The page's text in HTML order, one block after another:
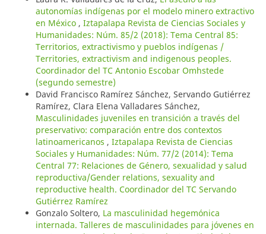
autonomías indígenas por el modelo minero extractivo
en México , Iztapalapa Revista de Ciencias Sociales y
Humanidades: Núm. 85/2 (2018): Tema Central 85:
Territorios, extractivismo y pueblos indígenas /
Territories, extractivism and indigenous peoples.
Coordinador del TC Antonio Escobar Omhstede
(segundo semestre)
David Francisco Ramírez Sánchez, Servando Gutiérrez
Ramírez, Clara Elena Valladares Sánchez,
Masculinidades juveniles en transición a través del
preservativo: comparación entre dos contextos
latinoamericanos , Iztapalapa Revista de Ciencias
Sociales y Humanidades: Núm. 77/2 (2014): Tema
Central 77: Relaciones de Género, sexualidad y salud
reproductiva/Gender relations, sexuality and
reproductive health. Coordinador del TC Servando
Gutiérrez Ramírez
Gonzalo Soltero, La masculinidad hegemónica
internada. Talleres de masculinidades para jóvenes en